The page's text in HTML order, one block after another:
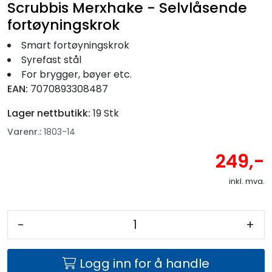
Scrubbis Merxhake - Selvlåsende
fortøyningskrok
Smart fortøyningskrok
Syrefast stål
For brygger, bøyer etc.
EAN: 7070893308487
Lager nettbutikk: 19 Stk
Varenr.: 1803-14
249,-
inkl. mva.
- +
Logg inn for å handle